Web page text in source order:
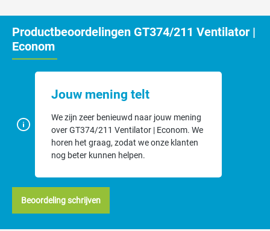
Productbeoordelingen GT374/211 Ventilator |
Econom
Jouw mening telt
We zijn zeer benieuwd naar jouw mening
over GT374/211 Ventilator | Econom. We
horen het graag, zodat we onze klanten
nog beter kunnen helpen.
Beoordeling schrijven